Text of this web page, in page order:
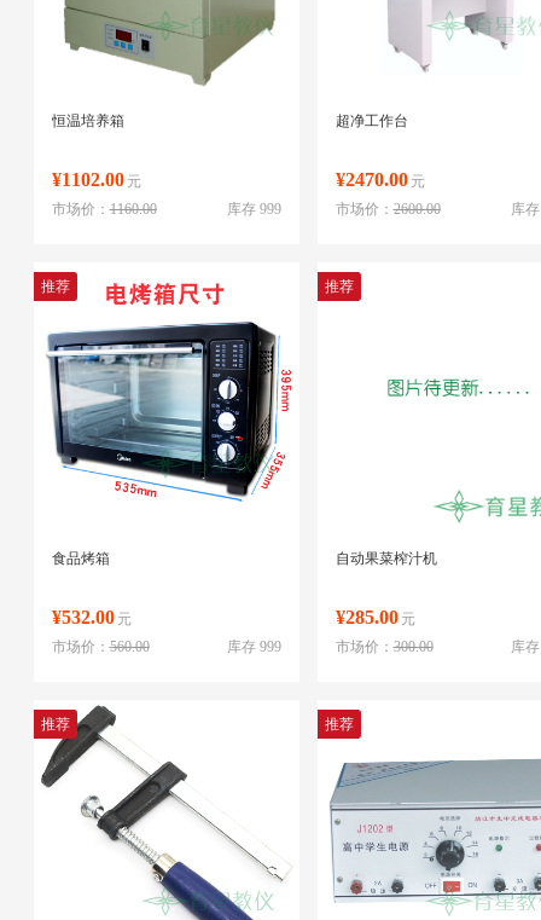
恒温培养箱
¥1102.00 元
库存 999
市场价：1160.00
超净工作台
¥2470.00 元
库
市场价：2600.00
推荐
食品烤箱
¥532.00 元
库存 999
市场价：560.00
推荐
自动果菜榨汁机
¥285.00 元
库
市场价：300.00
推荐 推荐